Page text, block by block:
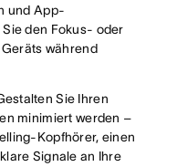
und App-
den Fokus- oder
während
Sie Ihren
minimiert werden –
Kopfhörer, einen
Signale an Ihre